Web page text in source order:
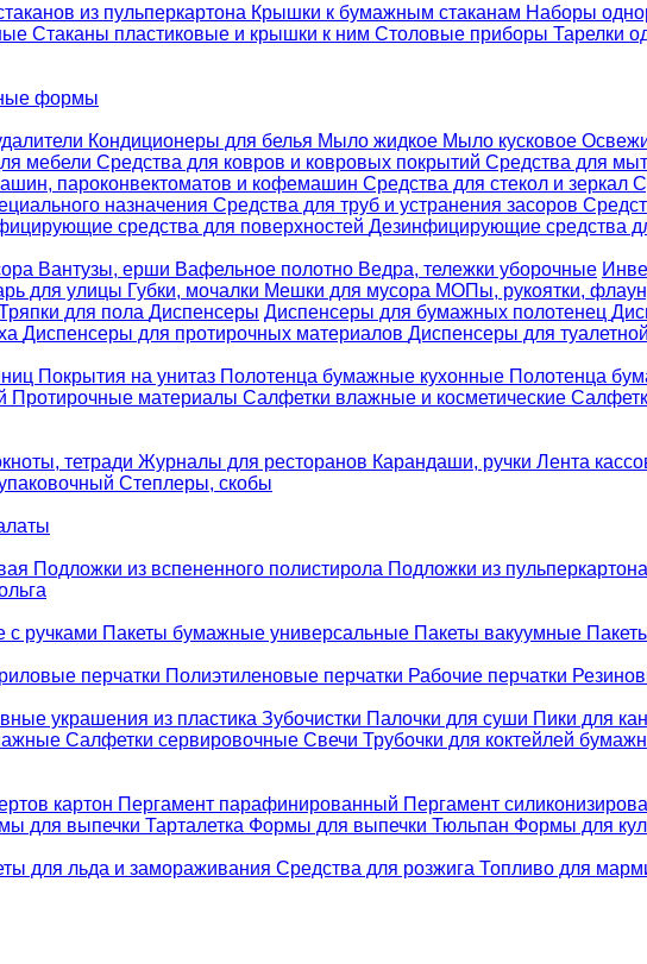
из пульперкартона Крышки к бумажным стаканам Наборы
Стаканы пластиковые и крышки к ним Столовые приборы Тарелки
формы
Кондиционеры для белья Мыло жидкое Мыло кусковое
мебели Средства для ковров и ковровых покрытий Средства для
пароконвектоматов и кофемашин Средства для стекол и зеркал
назначения Средства для труб и устранения засоров
средства для поверхностей Дезинфицирующие средства
Вантузы, ерши Вафельное полотно Ведра, тележки уборочные
для улицы Губки, мочалки Мешки для мусора МОПы, рукоятки,
для пола Диспенсеры Диспенсеры для бумажных полотенец
Диспенсеры для протирочных материалов Диспенсеры для
Покрытия на унитаз Полотенца бумажные кухонные Полотенца
Протирочные материалы Салфетки влажные и косметические
тетради Журналы для ресторанов Карандаши, ручки Лента
Степлеры, скобы
Подложки из вспененного полистирола Подложки из пульперкартона
с ручками Пакеты бумажные универсальные Пакеты вакуумные
перчатки Полиэтиленовые перчатки Рабочие перчатки
украшения из пластика Зубочистки Палочки для суши Пики для
Салфетки сервировочные Свечи Трубочки для коктейлей
картон Пергамент парафинированный Пергамент
для выпечки Тарталетка Формы для выпечки Тюльпан Формы для
для льда и замораживания Средства для розжига Топливо для